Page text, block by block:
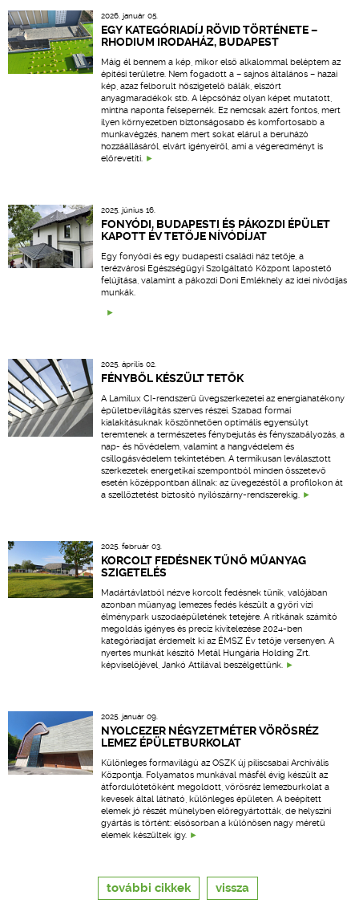
2026. január 05.
EGY KATEGÓRIADÍJ RÖVID TÖRTÉNETE –
RHODIUM IRODAHÁZ, BUDAPEST
Máig él bennem a kép, mikor első alkalommal beléptem az
építési területre. Nem fogadott a – sajnos általános – hazai
kép, azaz felborult hőszigetelő bálák, elszórt
anyagmaradékok stb. A lépcsőház olyan képet mutatott,
mintha naponta felsepernék. Ez nemcsak azért fontos, mert
ilyen környezetben biztonságosabb és komfortosabb a
munkavégzés, hanem mert sokat elárul a beruházó
hozzáállásáról, elvárt igényeiről, ami a végeredményt is
előrevetíti.
2025. június 16.
FONYÓDI, BUDAPESTI ÉS PÁKOZDI ÉPÜLET
KAPOTT ÉV TETŐJE NÍVÓDÍJAT
Egy fonyódi és egy budapesti családi ház tetője, a
terézvárosi Egészségügyi Szolgáltató Központ lapostető
felújítása, valamint a pákozdi Doni Emlékhely az idei nívódíjas
munkák.
2025. április 02.
FÉNYBŐL KÉSZÜLT TETŐK
A Lamilux CI-rendszerű üvegszerkezetei az energiahatékony
épületbevilágítás szerves részei. Szabad formai
kialakításuknak köszönhetően optimális egyensúlyt
teremtenek a természetes fénybejutás és fényszabályozás, a
nap- és hővédelem, valamint a hangvédelem és
csillogásvédelem tekintetében. A termikusan leválasztott
szerkezetek energetikai szempontból minden összetevő
esetén középpontban állnak: az üvegezéstől a profilokon át
a szellőztetést biztosító nyílószárny-rendszerekig.
2025. február 03.
KORCOLT FEDÉSNEK TŰNŐ MŰANYAG
SZIGETELÉS
Madártávlatból nézve korcolt fedésnek tűnik, valójában
azonban műanyag lemezes fedés készült a győri vízi
élménypark uszodaépületének tetejére. A ritkának számító
megoldás igényes és precíz kivitelezése 2024-ben
kategóriadíjat érdemelt ki az ÉMSZ Év tetője versenyen. A
nyertes munkát készítő Metál Hungária Holding Zrt.
képviselőjével, Jankó Attilával beszélgettünk.
2025. január 09.
NYOLCEZER NÉGYZETMÉTER VÖRÖSRÉZ
LEMEZ ÉPÜLETBURKOLAT
Különleges formavilágú az OSZK új piliscsabai Archivális
Központja. Folyamatos munkával másfél évig készült az
átfordulótetőként megoldott, vörösréz lemezburkolat a
kevesek által látható, különleges épületen. A beépített
elemek jó részét műhelyben előregyártották, de helyszíni
gyártás is történt: elsősorban a különösen nagy méretű
elemek készültek így.
további cikkek vissza